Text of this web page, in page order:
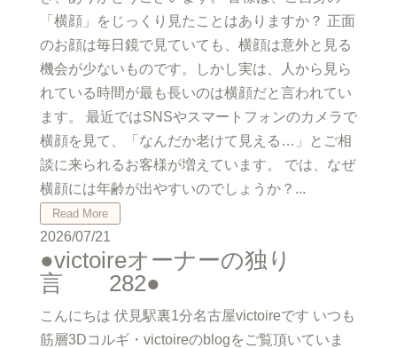
「横顔」をじっくり見たことはありますか？ 正面
のお顔は毎日鏡で見ていても、横顔は意外と見る
機会が少ないものです。しかし実は、人から見ら
れている時間が最も長いのは横顔だと言われてい
ます。 最近ではSNSやスマートフォンのカメラで
横顔を見て、「なんだか老けて見える…」とご相
談に来られるお客様が増えています。 では、なぜ
横顔には年齢が出やすいのでしょうか？...
Read More
2026/07/21
●victoireオーナーの独り
言 282●
こんにちは 伏見駅裏1分名古屋victoireです いつも
筋層3Dコルギ・victoireのblogをご覧頂いていま